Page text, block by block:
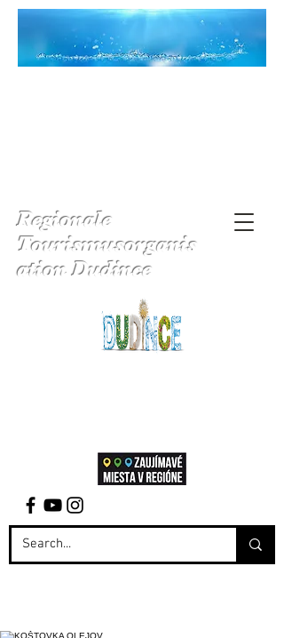
Regionale
Tourismusorganis
ation Dudince